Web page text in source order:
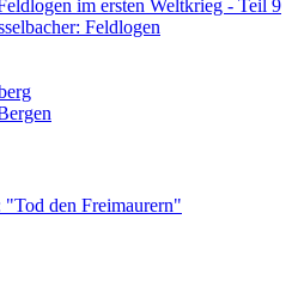
im ersten Weltkrieg - Teil 9
Feldlogen
den Freimaurern"